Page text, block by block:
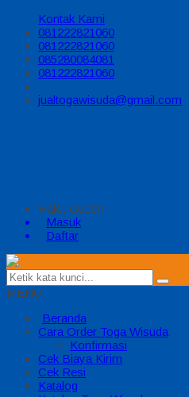
Kontak Kami
081222821060
081222821060
085280084081
081222821060
jualtogawisuda@gmail.com
Halo, Guest!
Masuk
Daftar
MENU
Beranda
Cara Order Toga Wisuda
Konfirmasi
Cek Biaya Kirim
Cek Resi
Katalog